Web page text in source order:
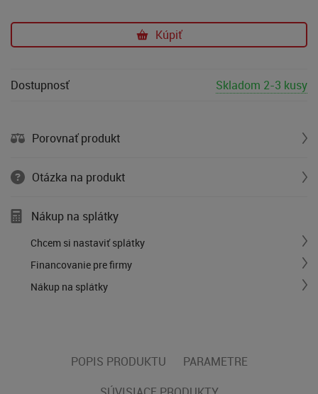
Kúpiť
Dostupnosť Skladom 2-3 kusy
Porovnať produkt
Otázka na produkt
Nákup na splátky
Chcem si nastaviť splátky
Financovanie pre firmy
Nákup na splátky
POPIS PRODUKTU
PARAMETRE